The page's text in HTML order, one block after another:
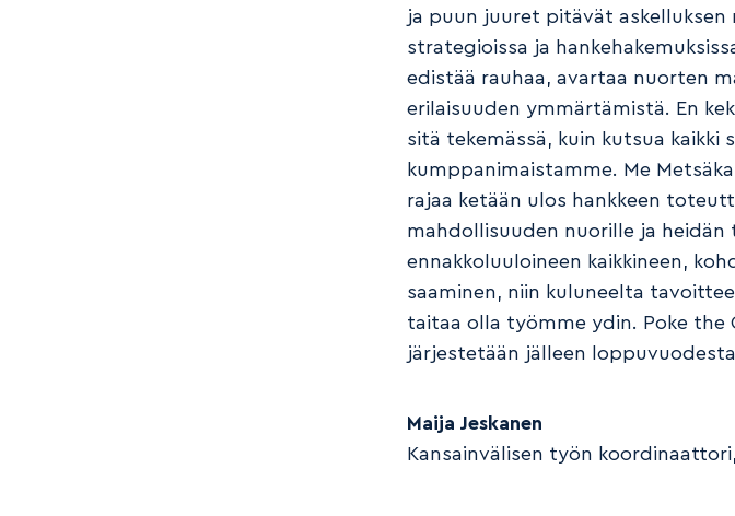
ja puun juuret pitävät askelluksen
strategioissa ja
edistää rauhaa, avartaa nuorten
erilaisuuden ymmärtämistä. En
sitä tekemässä, kuin kutsua
kumppanimaistamme. Me
rajaa ketään ulos hankkeen
mahdollisuuden nuorille ja
ennakkoluuloineen kaikkineen,
saaminen, niin kuluneelta
taitaa olla työmme ydin. Poke the
järjestetään jälleen
Maija Jeskanen
Kansainvälisen työn